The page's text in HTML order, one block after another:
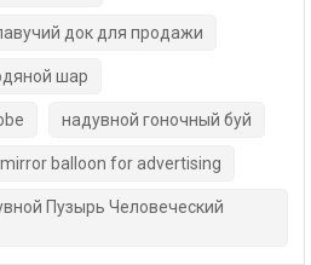
док для продажи
шар
надувной гоночный буй
balloon for advertising
Пузырь Человеческий